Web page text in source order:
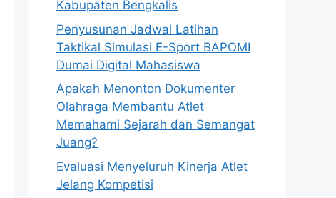
Kabupaten Bengkalis
Penyusunan Jadwal Latihan
Taktikal Simulasi E-Sport BAPOMI
Dumai Digital Mahasiswa
Apakah Menonton Dokumenter
Olahraga Membantu Atlet
Memahami Sejarah dan Semangat
Juang?
Evaluasi Menyeluruh Kinerja Atlet
Jelang Kompetisi